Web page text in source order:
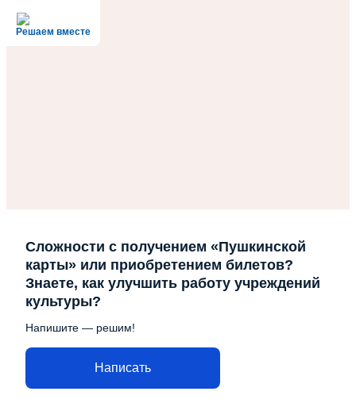
Решаем вместе
Сложности с получением «Пушкинской
карты» или приобретением билетов?
Знаете, как улучшить работу учреждений
культуры?
Напишите — решим!
Написать